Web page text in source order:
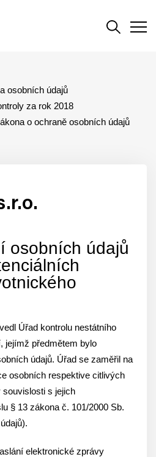
osobních údajů
za rok 2018
o ochraně osobních údajů
osobních údajů
Úřad kontrolu nestátního
jejímž předmětem bylo
údajů. Úřad se zaměřil na
osobních respektive citlivých
souvislosti s jejich
§ 13 zákona č. 101/2000 Sb.
elektronické zprávy